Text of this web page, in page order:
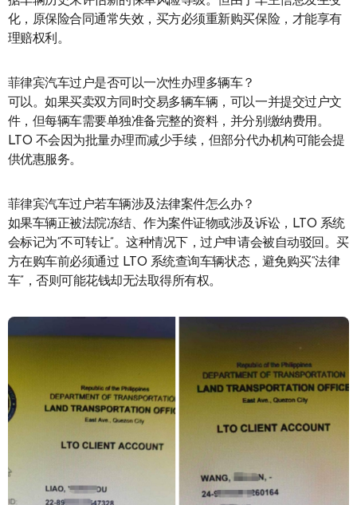
化，原保险合同通常失效，买方必须重新购买保险，才能享有
理赔权利。
菲律宾汽车过户是否可以一次性办理多辆车？
可以。如果买卖双方同时交易多辆车辆，可以一并提交过户文
件，但每辆车需要单独准备完整的资料，并分别缴纳费用。
LTO 不会因为批量办理而减少手续，但部分代办机构可能会提
供优惠服务。
菲律宾汽车过户若车辆涉及法律案件怎么办？
如果车辆正被法院冻结、作为案件证物或涉及诉讼，LTO 系统
会标记为“不可转让”。这种情况下，过户申请会被自动驳回。买
方在购车前必须通过 LTO 系统查询车辆状态，避免购买“法律
车”，否则可能花钱却无法取得所有权。